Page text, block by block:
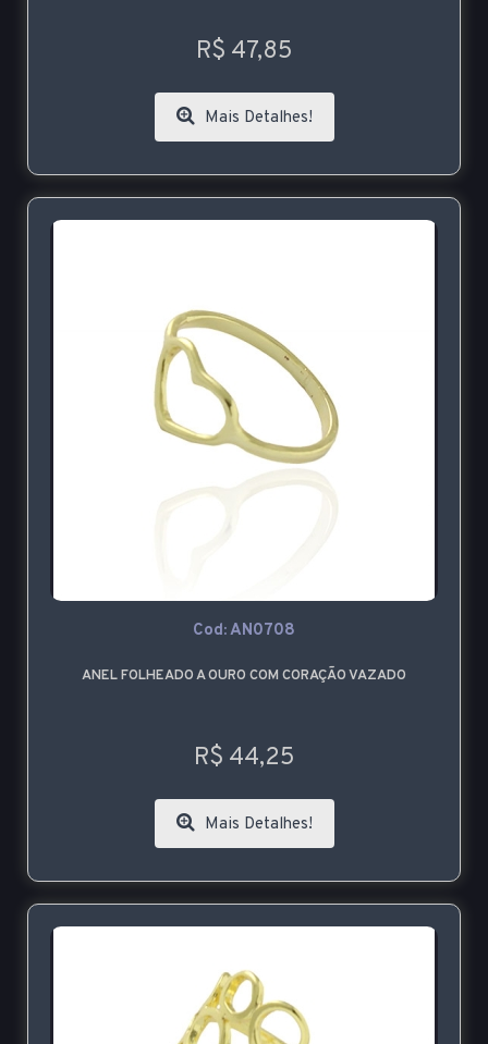
R$ 47,85
Mais Detalhes!
Cod: AN0708
ANEL FOLHEADO A OURO COM CORAÇÃO VAZADO
R$ 44,25
Mais Detalhes!